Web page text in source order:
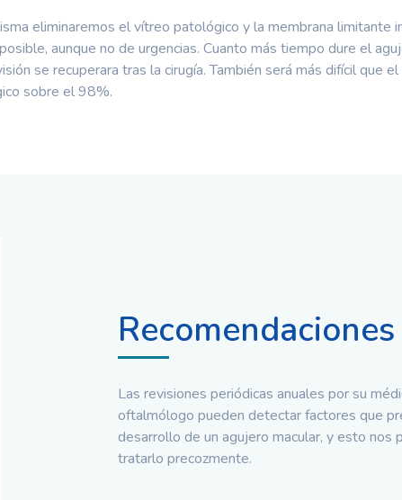
eliminaremos el vítreo patológico y la membrana limitante
aunque no de urgencias. Cuanto más tiempo dure el
se recuperara tras la cirugía. También será más difícil que
sobre el 98%.
Recomendaciones
Las revisiones periódicas anuales por su
oftalmólogo pueden detectar factores que
desarrollo de un agujero macular, y esto nos
tratarlo precozmente.